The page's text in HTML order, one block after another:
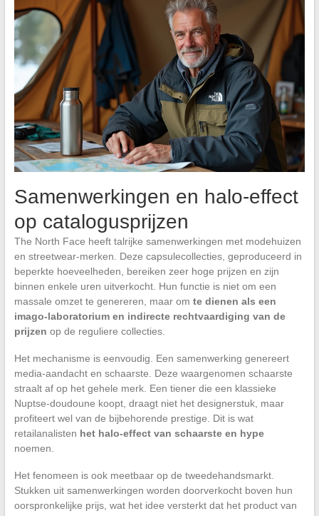
Samenwerkingen en halo-effect
op catalogusprijzen
The North Face heeft talrijke samenwerkingen met modehuizen
en streetwear-merken. Deze capsulecollecties, geproduceerd in
beperkte hoeveelheden, bereiken zeer hoge prijzen en zijn
binnen enkele uren uitverkocht. Hun functie is niet om een
massale omzet te genereren, maar om te dienen als een
imago-laboratorium en indirecte rechtvaardiging van de
prijzen op de reguliere collecties.
Het mechanisme is eenvoudig. Een samenwerking genereert
media-aandacht en schaarste. Deze waargenomen schaarste
straalt af op het gehele merk. Een tiener die een klassieke
Nuptse-doudoune koopt, draagt niet het designerstuk, maar
profiteert wel van de bijbehorende prestige. Dit is wat
retailanalisten het halo-effect van schaarste en hype
noemen.
Het fenomeen is ook meetbaar op de tweedehandsmarkt.
Stukken uit samenwerkingen worden doorverkocht boven hun
oorspronkelijke prijs, wat het idee versterkt dat het product van